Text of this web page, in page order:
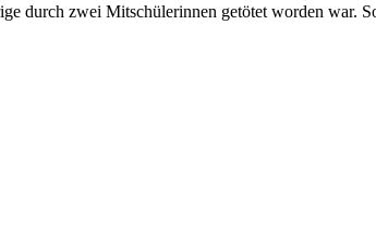
durch zwei Mit­schü­le­rin­nen getötet worden war.